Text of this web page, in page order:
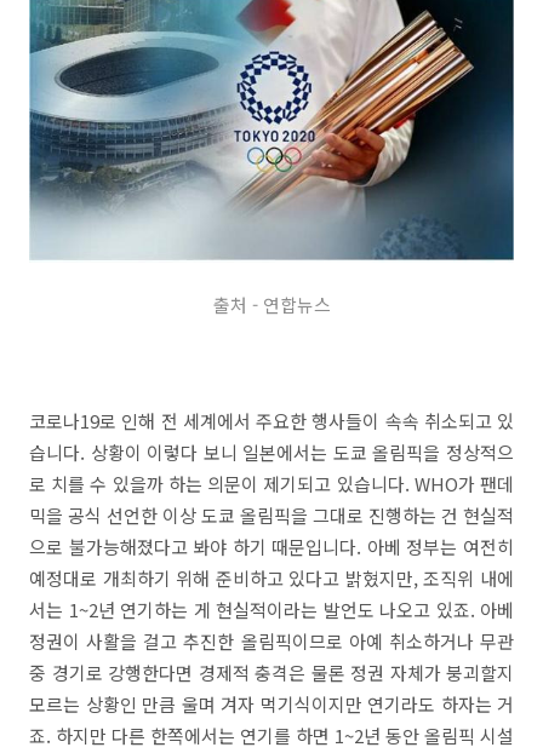
출처 - 연합뉴스
코로나19로 인해 전 세계에서 주요한 행사들이 속속 취소되고 있
습니다. 상황이 이렇다 보니 일본에서는 도쿄 올림픽을 정상적으
로 치를 수 있을까 하는 의문이 제기되고 있습니다. WHO가 팬데
믹을 공식 선언한 이상 도쿄 올림픽을 그대로 진행하는 건 현실적
으로 불가능해졌다고 봐야 하기 때문입니다. 아베 정부는 여전히
예정대로 개최하기 위해 준비하고 있다고 밝혔지만, 조직위 내에
서는 1~2년 연기하는 게 현실적이라는 발언도 나오고 있죠. 아베
정권이 사활을 걸고 추진한 올림픽이므로 아예 취소하거나 무관
중 경기로 강행한다면 경제적 충격은 물론 정권 자체가 붕괴할지
모르는 상황인 만큼 울며 겨자 먹기식이지만 연기라도 하자는 거
죠. 하지만 다른 한쪽에서는 연기를 하면 1~2년 동안 올림픽 시설